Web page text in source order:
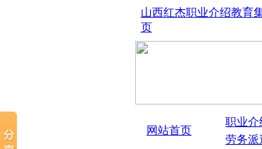
山西红杰职业介绍教育
页
山西太原红
网站首页
职业介
劳务派